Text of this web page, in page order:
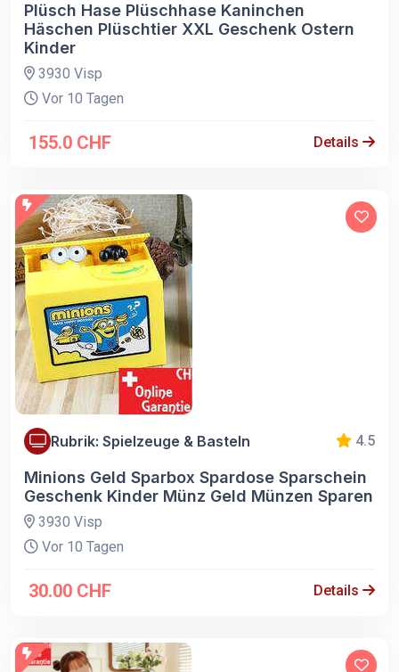
Plüsch Hase Plüschhase Kaninchen
Häschen Plüschtier XXL Geschenk Ostern
Kinder
3930 Visp
Vor 10 Tagen
155.0 CHF Details
Rubrik: Spielzeuge & Basteln 4.5
Minions Geld Sparbox Spardose Sparschein
Geschenk Kinder Münz Geld Münzen Sparen
3930 Visp
Vor 10 Tagen
30.00 CHF Details